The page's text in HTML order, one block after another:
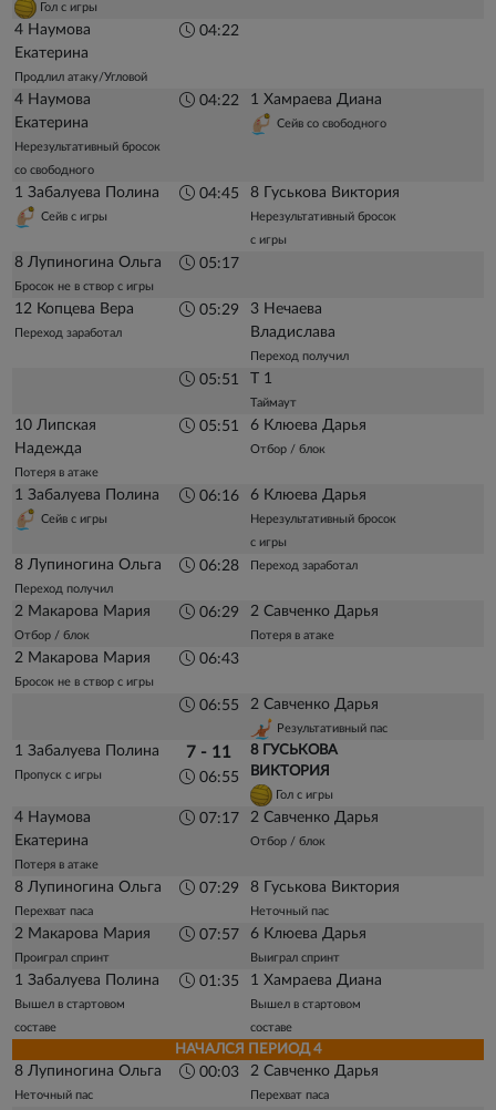
Гол с игры
4 Наумова
Екатерина
Продлил атаку/Угловой
04:22
4 Наумова
Екатерина
Нерезультативный бросок
со свободного
04:22 1 Хамраева Диана
Сейв со свободного
1 Забалуева Полина
Сейв с игры
04:45 8 Гуськова Виктория
Нерезультативный бросок
с игры
8 Лупиногина Ольга
Бросок не в створ с игры
05:17
12 Копцева Вера
Переход заработал
05:29
3 Нечаева
Владислава
Переход получил
05:51 Т 1
Таймаут
10 Липская
Надежда
Потеря в атаке
05:51 6 Клюева Дарья
Отбор / блок
1 Забалуева Полина
Сейв с игры
06:16 6 Клюева Дарья
Нерезультативный бросок
с игры
8 Лупиногина Ольга
Переход получил
06:28 Переход заработал
2 Макарова Мария
Отбор / блок
06:29 2 Савченко Дарья
Потеря в атаке
2 Макарова Мария
Бросок не в створ с игры
06:43
06:55 2 Савченко Дарья
Результативный пас
1 Забалуева Полина
Пропуск с игры
7 - 11
06:55
8 ГУСЬКОВА
ВИКТОРИЯ
Гол с игры
4 Наумова
Екатерина
Потеря в атаке
07:17 2 Савченко Дарья
Отбор / блок
8 Лупиногина Ольга
Перехват паса
07:29 8 Гуськова Виктория
Неточный пас
2 Макарова Мария
Проиграл спринт
07:57 6 Клюева Дарья
Выиграл спринт
1 Забалуева Полина
Вышел в стартовом
составе
01:35 1 Хамраева Диана
Вышел в стартовом
составе
НАЧАЛСЯ ПЕРИОД 4
8 Лупиногина Ольга
Неточный пас
00:03 2 Савченко Дарья
Перехват паса